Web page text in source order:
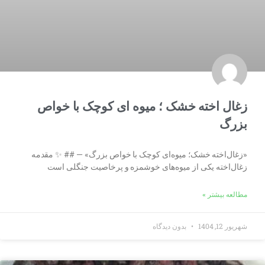
زغال اخته خشک ؛ میوه ای کوچک با خواص
بزرگ
«زغال‌اخته خشک؛ میوه‌ای کوچک با خواص بزرگ» — ## ✨ مقدمه
زغال‌اخته یکی از میوه‌های خوشمزه و پرخاصیت جنگلی است
مطالعه بیشتر »
شهریور 12, 1404 بدون دیدگاه